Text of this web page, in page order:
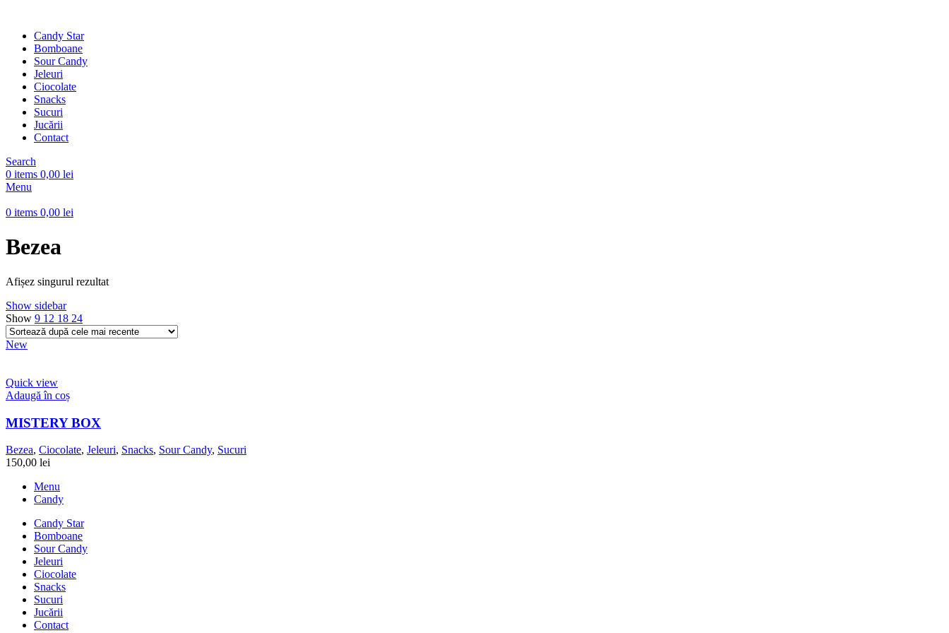
Candy Star
Bomboane
Sour Candy
Jeleuri
Ciocolate
Snacks
Sucuri
Jucării
Contact
Search
0 items 0,00 lei
Menu
0 items 0,00 lei
Bezea
Afișez singurul rezultat
Show sidebar
Show 9 12 18 24
New
Quick view
Adaugă în coș
MISTERY BOX
Bezea, Ciocolate, Jeleuri, Snacks, Sour Candy, Sucuri
150,00 lei
Menu
Candy
Candy Star
Bomboane
Sour Candy
Jeleuri
Ciocolate
Snacks
Sucuri
Jucării
Contact